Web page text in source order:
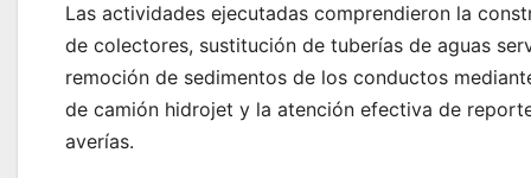
Las actividades ejecutadas comprendieron la
de colectores, sustitución de tuberías de aguas
remoción de sedimentos de los conductos
de camión hidrojet y la atención efectiva de
averías.